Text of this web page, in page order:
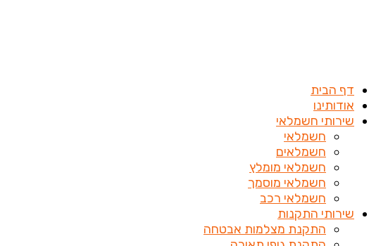
דף הבית
אודותינו
שירותי חשמלאי
חשמלאי
חשמלאים
חשמלאי מומלץ
חשמלאי מוסמך
חשמלאי רכב
שירותי התקנות
התקנת מצלמות אבטחה